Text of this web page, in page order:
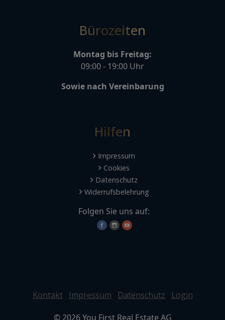
Bürozeiten
Montag bis Freitag:
09:00 - 19:00 Uhr
Sowie nach Vereinbarung
Hilfen
Impressum
Cookies
Datenschutz
Widerrufsbelehrung
Folgen Sie uns auf:
Kontakt Impressum Datenschutz Login
© 2026You First Real Estate AG